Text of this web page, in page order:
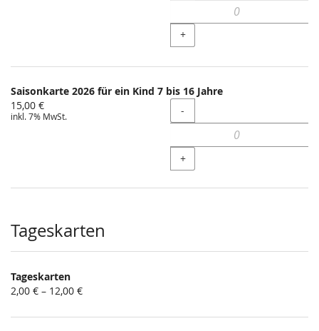
+
Saisonkarte 2026 für ein Kind 7 bis 16 Jahre
15,00 €
inkl. 7% MwSt. Menge
-
+
Tageskarten
Tageskarten
von
bis
2,00 € – 12,00 €